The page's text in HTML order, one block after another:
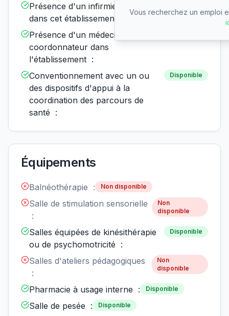
Présence d'un infirmier de nuit
dans cet établissement :
Présence d'un médecin
coordonnateur dans
l'établissement :
Conventionnement avec un ou
des dispositifs d'appui à la
coordination des parcours de
santé :
Disponible
Équipements
Balnéothérapie : Non disponible
Salle de stimulation sensorielle
:
Non
disponible
Salles équipées de kinésithérapie
ou de psychomotricité :
Disponible
Salles d'ateliers pédagogiques
:
Non
disponible
Pharmacie à usage interne : Disponible
Salle de pesée : Disponible
Vous recherchez un emploi